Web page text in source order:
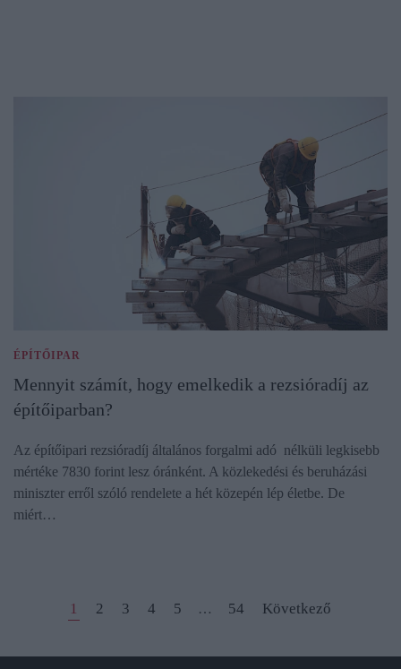
ÉPÍTŐIPAR
Mennyit számít, hogy emelkedik a rezsióradíj az
építőiparban?
Az építőipari rezsióradíj általános forgalmi adó nélküli legkisebb
mértéke 7830 forint lesz óránként. A közlekedési és beruházási
miniszter erről szóló rendelete a hét közepén lép életbe. De
miért…
1 2 3 4 5 … 54 Következő